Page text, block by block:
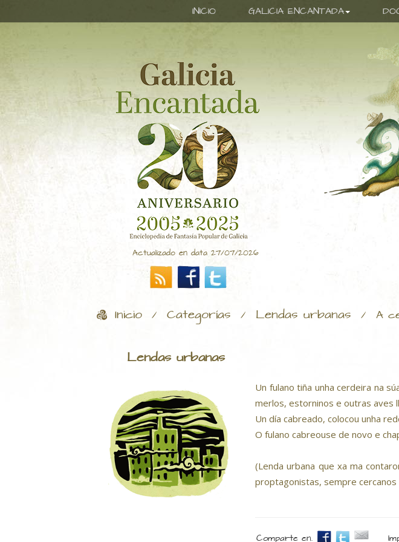
INICIO GALICIA ENCANTADA
Actualizado en data 27/07/2026
Inicio / Categorías / Lendas urbanas / A
Lendas urbanas
Un fulano tiña unha cerdeira na
merlos, estorninos e outras aves
Un día cabreado, colocou unha
O fulano cabreouse de novo e
(Lenda urbana que xa ma
proptagonistas, sempre
Comparte en.